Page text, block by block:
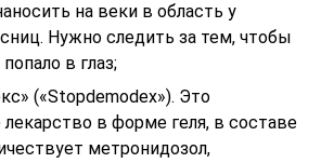
на веки в область у
Нужно следить за тем, чтобы
в глаз;
(«Stopdemodex»). Это
в форме геля, в составе
метронидозол,